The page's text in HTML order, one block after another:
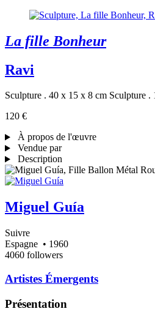
La fille Bonheur
Ravi
Sculpture . 40 x 15 x 8 cm Sculpture .
120 €
À propos de l'œuvre
Vendue par
Description
Miguel Guía
Suivre
Espagne • 1960
4060 followers
Artistes Émergents
Présentation